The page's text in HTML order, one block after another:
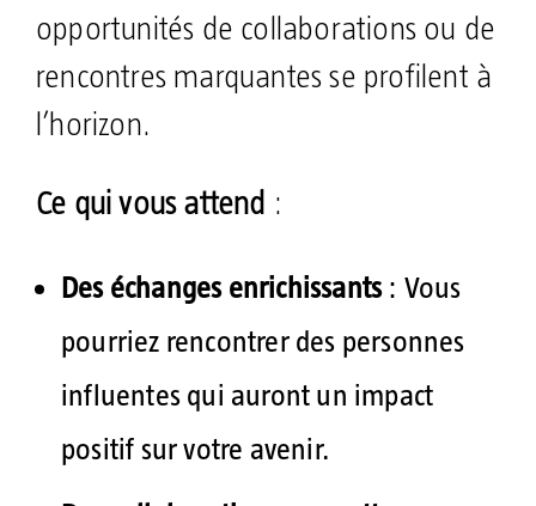
opportunités de collaborations ou de
rencontres marquantes se profilent à
l’horizon.
Ce qui vous attend :
Des échanges enrichissants: Vous
pourriez rencontrer des personnes
influentes qui auront un impact
positif sur votre avenir.